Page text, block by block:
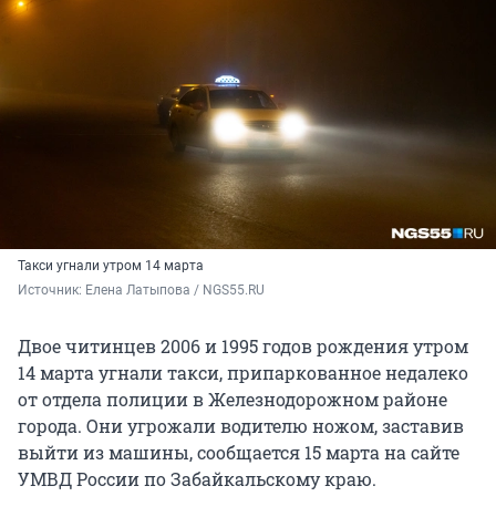
Такси угнали утром 14 марта
Источник: Елена Латыпова / NGS55.RU
Двое читинцев 2006 и 1995 годов рождения утром
14 марта угнали такси, припаркованное недалеко
от отдела полиции в Железнодорожном районе
города. Они угрожали водителю ножом, заставив
выйти из машины, сообщается 15 марта на сайте
УМВД России по Забайкальскому краю.